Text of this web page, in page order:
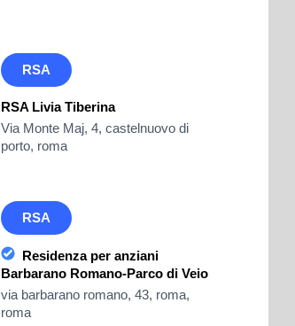
RSA
RSA Livia Tiberina
Via Monte Maj, 4, castelnuovo di
porto, roma
RSA
Residenza per anziani
Barbarano Romano-Parco di Veio
via barbarano romano, 43, roma,
roma